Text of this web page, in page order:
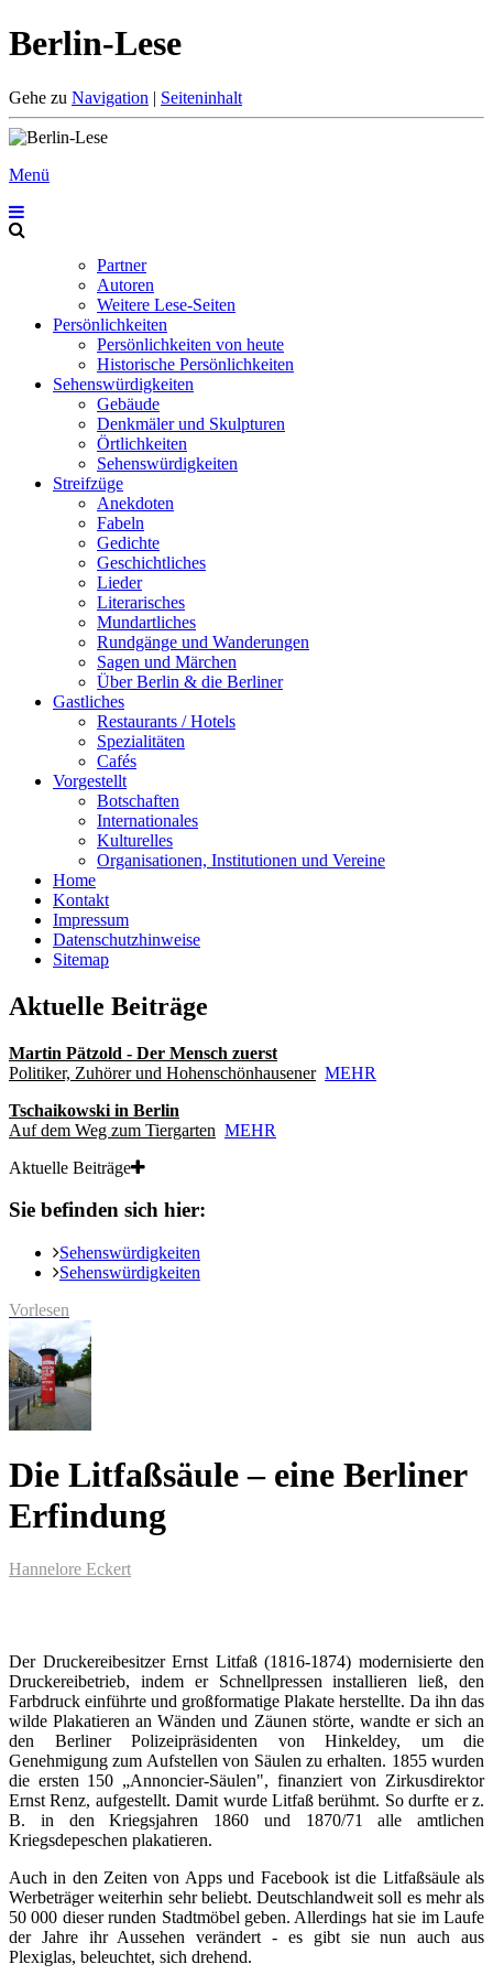
Berlin-Lese
Gehe zu Navigation | Seiteninhalt
Menü
Partner
Autoren
Weitere Lese-Seiten
Persönlichkeiten
Persönlichkeiten von heute
Historische Persönlichkeiten
Sehenswürdigkeiten
Gebäude
Denkmäler und Skulpturen
Örtlichkeiten
Sehenswürdigkeiten
Streifzüge
Anekdoten
Fabeln
Gedichte
Geschichtliches
Lieder
Literarisches
Mundartliches
Rundgänge und Wanderungen
Sagen und Märchen
Über Berlin & die Berliner
Gastliches
Restaurants / Hotels
Spezialitäten
Cafés
Vorgestellt
Botschaften
Internationales
Kulturelles
Organisationen, Institutionen und Vereine
Home
Kontakt
Impressum
Datenschutzhinweise
Sitemap
Aktuelle Beiträge
Martin Pätzold - Der Mensch zuerst
Politiker, Zuhörer und Hohenschönhausener MEHR
Tschaikowski in Berlin
Auf dem Weg zum Tiergarten MEHR
Aktuelle Beiträge
Sie befinden sich hier:
Sehenswürdigkeiten
Sehenswürdigkeiten
Vorlesen
Die Litfaßsäule – eine Berliner
Erfindung
Hannelore Eckert
Der Druckereibesitzer Ernst Litfaß (1816-1874) modernisierte den
Druckereibetrieb, indem er Schnellpressen installieren ließ, den
Farbdruck einführte und großformatige Plakate herstellte. Da ihn das
wilde Plakatieren an Wänden und Zäunen störte, wandte er sich an
den Berliner Polizeipräsidenten von Hinkeldey, um die
Genehmigung zum Aufstellen von Säulen zu erhalten. 1855 wurden
die ersten 150 „Annoncier-Säulen", finanziert von Zirkusdirektor
Ernst Renz, aufgestellt. Damit wurde Litfaß berühmt. So durfte er z.
B. in den Kriegsjahren 1860 und 1870/71 alle amtlichen
Kriegsdepeschen plakatieren.
Auch in den Zeiten von Apps und Facebook ist die Litfaßsäule als
Werbeträger weiterhin sehr beliebt. Deutschlandweit soll es mehr als
50 000 dieser runden Stadtmöbel geben. Allerdings hat sie im Laufe
der Jahre ihr Aussehen verändert - es gibt sie nun auch aus
Plexiglas, beleuchtet, sich drehend.